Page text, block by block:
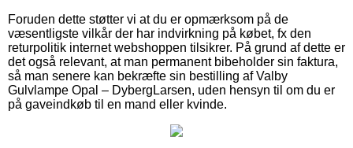
Foruden dette støtter vi at du er opmærksom på de
væsentligste vilkår der har indvirkning på købet, fx den
returpolitik internet webshoppen tilsikrer. På grund af dette er
det også relevant, at man permanent bibeholder sin faktura,
så man senere kan bekræfte sin bestilling af Valby
Gulvlampe Opal – DybergLarsen, uden hensyn til om du er
på gaveindkøb til en mand eller kvinde.